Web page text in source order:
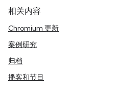
相关内容
Chromium 更新
案例研究
归档
播客和节目